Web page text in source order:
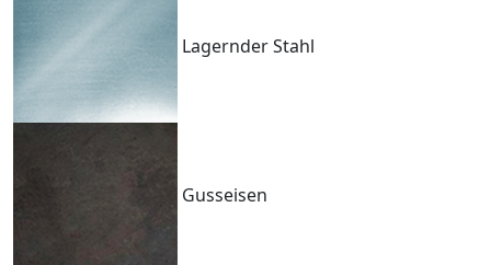
Lagernder Stahl
Gusseisen